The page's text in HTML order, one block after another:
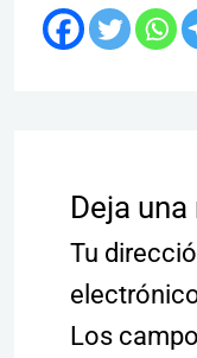
Deja
Tu
Los